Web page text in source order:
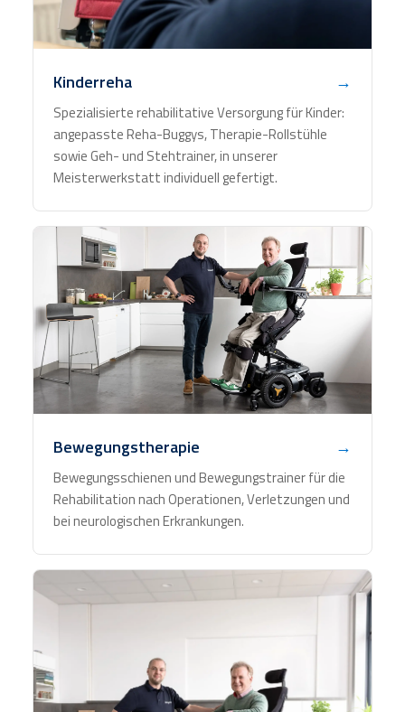
Kinderreha →
Spezialisierte rehabilitative Versorgung für Kinder:
angepasste Reha-Buggys, Therapie-Rollstühle
sowie Geh- und Stehtrainer, in unserer
Meisterwerkstatt individuell gefertigt.
Bewegungstherapie →
Bewegungsschienen und Bewegungstrainer für die
Rehabilitation nach Operationen, Verletzungen und
bei neurologischen Erkrankungen.